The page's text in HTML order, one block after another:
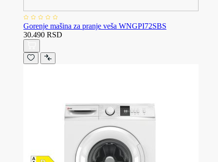
Gorenje mašina za pranje veša WNGPI72SBS
30.490 RSD